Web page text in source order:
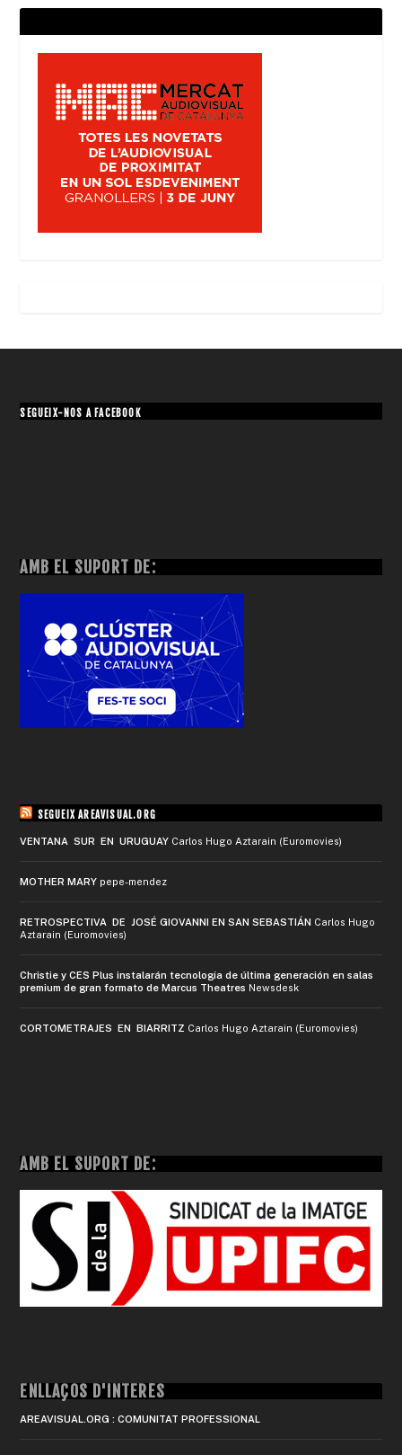
SEGUEIX-NOS A FACEBOOK
AMB EL SUPORT DE:
SEGUEIX AREAVISUAL.ORG
VENTANA SUR EN URUGUAY Carlos Hugo Aztarain (Euromovies)
MOTHER MARY pepe-mendez
RETROSPECTIVA DE JOSÉ GIOVANNI EN SAN SEBASTIÁN Carlos Hugo
Aztarain (Euromovies)
Christie y CES Plus instalarán tecnología de última generación en salas
premium de gran formato de Marcus Theatres Newsdesk
CORTOMETRAJES EN BIARRITZ Carlos Hugo Aztarain (Euromovies)
AMB EL SUPORT DE:
ENLLAÇOS D'INTERÈS
AREAVISUAL.ORG : COMUNITAT PROFESSIONAL